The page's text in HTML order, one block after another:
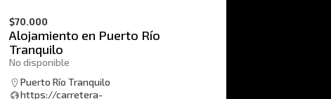
$70.000
Alojamiento en Puerto Río
Tranquilo
No disponible
Puerto Río Tranquilo
https://carretera-